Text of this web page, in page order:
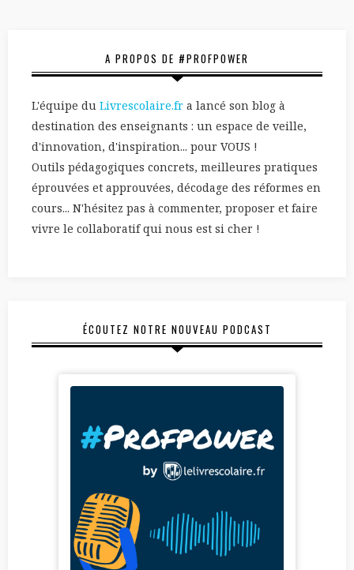
A PROPOS DE #PROFPOWER
L'équipe du Livrescolaire.fr a lancé son blog à
destination des enseignants : un espace de veille,
d'innovation, d'inspiration... pour VOUS !
Outils pédagogiques concrets, meilleures pratiques
éprouvées et approuvées, décodage des réformes en
cours... N'hésitez pas à commenter, proposer et faire
vivre le collaboratif qui nous est si cher !
ÉCOUTEZ NOTRE NOUVEAU PODCAST